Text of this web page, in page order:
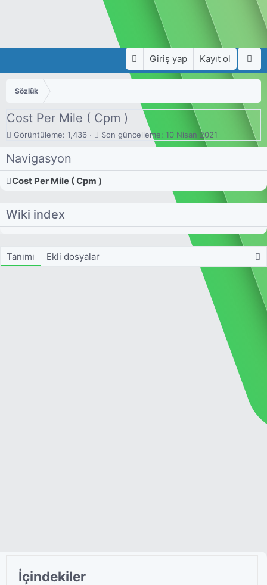
Giriş yap Kayıt ol
Sözlük
Cost Per Mile ( Cpm )
G
r
ü
n
e
Görüntüleme: 1,436
S
Son güncelleme: 10 Nisan 2021
Navigasyon
Cost Per Mile ( Cpm )
Wiki index
Tanımı Ekli dosyalar
İçindekiler